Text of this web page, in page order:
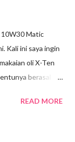
10W30 Matic
Kali ini saya ingin
oli X-Ten
berasal
performa Honda
READ MORE